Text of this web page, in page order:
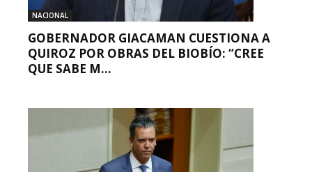
NACIONAL
GOBERNADOR GIACAMAN CUESTIONA A
QUIROZ POR OBRAS DEL BIOBÍO: “CREE
QUE SABE M...